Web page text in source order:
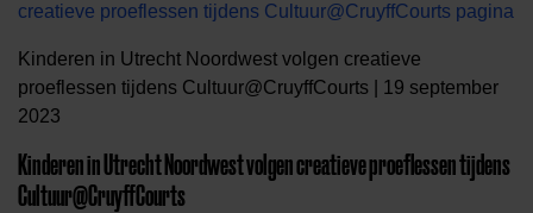
creatieve proeflessen tijdens Cultuur@CruyffCourts pagina
Kinderen in Utrecht Noordwest volgen creatieve
proeflessen tijdens Cultuur@CruyffCourts | 19 september
2023
Kinderen in Utrecht Noordwest volgen creatieve proeflessen tijdens
Cultuur@CruyffCourts